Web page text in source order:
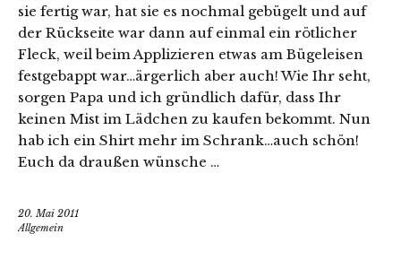
sie fertig war, hat sie es nochmal gebügelt und auf
der Rückseite war dann auf einmal ein rötlicher
Fleck, weil beim Applizieren etwas am Bügeleisen
festgebappt war…ärgerlich aber auch! Wie Ihr seht,
sorgen Papa und ich gründlich dafür, dass Ihr
keinen Mist im Lädchen zu kaufen bekommt. Nun
hab ich ein Shirt mehr im Schrank…auch schön!
Euch da draußen wünsche …
20. Mai 2011
Allgemein